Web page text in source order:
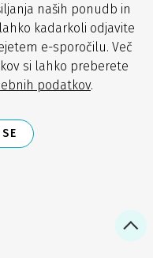
naših ponudb in
kadarkoli odjavite
e-sporočilu. Več
si lahko preberete
podatkov.